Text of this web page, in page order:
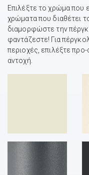
Επιλέξτε το χρώμα που
χρώματα που διαθέτει
διαμορφώστε την
φαντάζεστε! Για
περιοχές, επιλέξτε
αντοχή.